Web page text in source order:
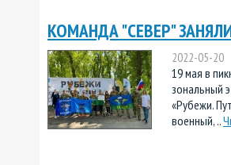
КОМАНДА "СЕВЕР"
2022-05-20
19 мая в
зональный
«Рубежи.
военный, ..